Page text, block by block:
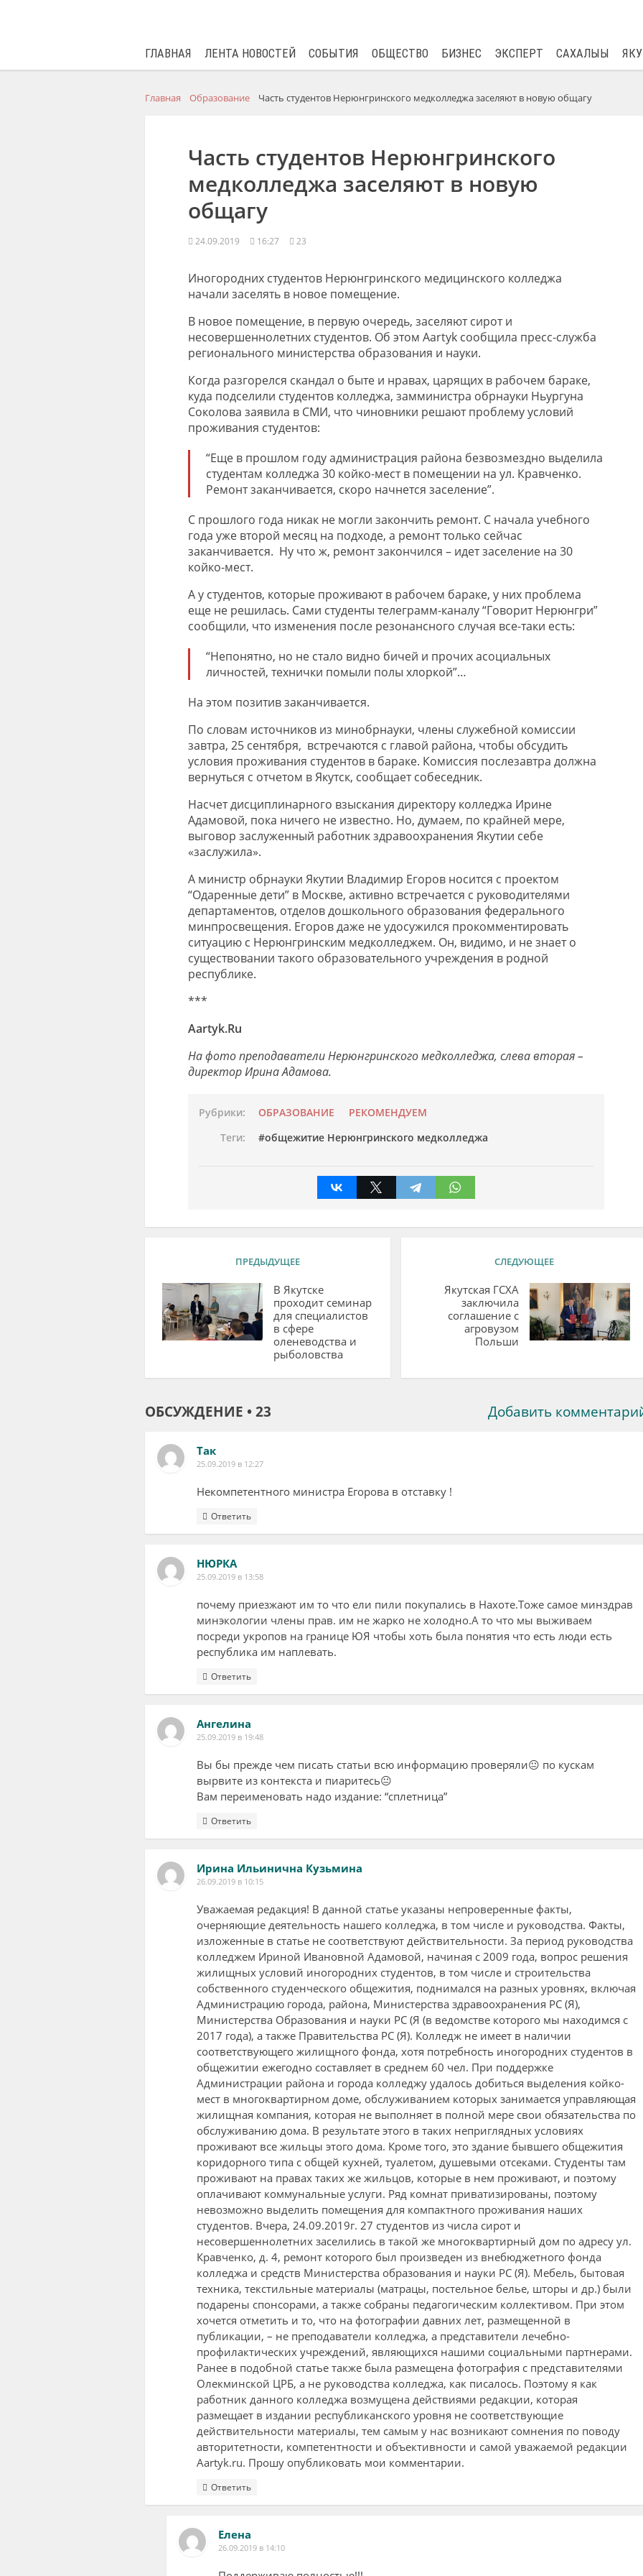
ГЛАВНАЯ ЛЕНТА НОВОСТЕЙ СОБЫТИЯ ОБЩЕСТВО БИЗНЕС ЭКСПЕРТ САХАЛЫЫ
Главная Образование Часть cтудентов Нерюнгринского медколледжа заселяют в новую общагу
Часть cтудентов Нерюнгринского
медколледжа заселяют в новую
общагу
24.09.2019 16:27 23
Иногородних студентов Нерюнгринского медицинского колледжа
начали заселять в новое помещение.
В новое помещение, в первую очередь, заселяют сирот и
несовершеннолетних студентов. Об этом Aartyk сообщила пресс-служба
регионального министерства образования и науки.
Когда разгорелся скандал о быте и нравах, царящих в рабочем бараке,
куда подселили студентов колледжа, замминистра обрнауки Ньургуна
Соколова заявила в СМИ, что чиновники решают проблему условий
проживания студентов:
“Еще в прошлом году администрация района безвозмездно выделила
студентам колледжа 30 койко-мест в помещении на ул. Кравченко.
Ремонт заканчивается, скоро начнется заселение”.
С прошлого года никак не могли закончить ремонт. С начала учебного
года уже второй месяц на подходе, а ремонт только сейчас
заканчивается. Ну что ж, ремонт закончился – идет заселение на 30
койко-мест.
А у студентов, которые проживают в рабочем бараке, у них проблема
еще не решилась. Сами студенты телеграмм-каналу “Говорит Нерюнгри”
сообщили, что изменения после резонансного случая все-таки есть:
“Непонятно, но не стало видно бичей и прочих асоциальных
личностей, технички помыли полы хлоркой”…
На этом позитив заканчивается.
По словам источников из минобрнауки, члены служебной комиссии
завтра, 25 сентября, встречаются с главой района, чтобы обсудить
условия проживания студентов в бараке. Комиссия послезавтра должна
вернуться с отчетом в Якутск, сообщает собеседник.
Насчет дисциплинарного взыскания директору колледжа Ирине
Адамовой, пока ничего не известно. Но, думаем, по крайней мере,
выговор заслуженный работник здравоохранения Якутии себе
«заслужила».
А министр обрнауки Якутии Владимир Егоров носится с проектом
“Одаренные дети” в Москве, активно встречается с руководителями
департаментов, отделов дошкольного образования федерального
минпросвещения. Егоров даже не удосужился прокомментировать
ситуацию с Нерюнгринским медколледжем. Он, видимо, и не знает о
существовании такого образовательного учреждения в родной
республике.
***
Aartyk.Ru
На фото преподаватели Нерюнгринского медколледжа, слева вторая –
директор Ирина Адамова.
Рубрики: ОБРАЗОВАНИЕ
РЕКОМЕНДУЕМ
Теги:
общежитие Нерюнгринского медколледжа
ПРЕДЫДУЩЕЕ
В Якутске
проходит семинар
для специалистов
в сфере
оленеводства и
рыболовства
СЛЕДУЮЩЕЕ
Якутская ГСХА
заключила
соглашение с
агровузом
Польши
ОБСУЖДЕНИЕ • 23 Добавить
Так
25.09.2019 в 12:27
Некомпетентного министра Егорова в отставку !
Ответить
НЮРКА
25.09.2019 в 13:58
почему приезжают им то что ели пили покупались в Нахоте.Тоже самое минздрав
минэкологии члены прав. им не жарко не холодно.А то что мы выживаем
посреди укропов на границе ЮЯ чтобы хоть была понятия что есть люди есть
республика им наплевать.
Ответить
Ангелина
25.09.2019 в 19:48
Вы бы прежде чем писать статьи всю информацию проверяли😐 по кускам
вырвите из контекста и пиаритесь😐
Вам переименовать надо издание: “сплетница”
Ответить
Ирина Ильинична Кузьмина
26.09.2019 в 10:15
Уважаемая редакция! В данной статье указаны непроверенные факты,
очерняющие деятельность нашего колледжа, в том числе и руководства. Факты,
изложенные в статье не соответствуют действительности. За период руководства
колледжем Ириной Ивановной Адамовой, начиная с 2009 года, вопрос решения
жилищных условий иногородних студентов, в том числе и строительства
собственного студенческого общежития, поднимался на разных уровнях, включая
Администрацию города, района, Министерства здравоохранения РС (Я),
Министерства Образования и науки РС (Я (в ведомстве которого мы находимся с
2017 года), а также Правительства РС (Я). Колледж не имеет в наличии
соответствующего жилищного фонда, хотя потребность иногородних студентов в
общежитии ежегодно составляет в среднем 60 чел. При поддержке
Администрации района и города колледжу удалось добиться выделения койко-
мест в многоквартирном доме, обслуживанием которых занимается управляющая
жилищная компания, которая не выполняет в полной мере свои обязательства по
обслуживанию дома. В результате этого в таких неприглядных условиях
проживают все жильцы этого дома. Кроме того, это здание бывшего общежития
коридорного типа с общей кухней, туалетом, душевыми отсеками. Студенты там
проживают на правах таких же жильцов, которые в нем проживают, и поэтому
оплачивают коммунальные услуги. Ряд комнат приватизированы, поэтому
невозможно выделить помещения для компактного проживания наших
студентов. Вчера, 24.09.2019г. 27 студентов из числа сирот и
несовершеннолетних заселились в такой же многоквартирный дом по адресу ул.
Кравченко, д. 4, ремонт которого был произведен из внебюджетного фонда
колледжа и средств Министерства образования и науки РС (Я). Мебель, бытовая
техника, текстильные материалы (матрацы, постельное белье, шторы и др.) были
подарены спонсорами, а также собраны педагогическим коллективом. При этом
хочется отметить и то, что на фотографии давних лет, размещенной в
публикации, – не преподаватели колледжа, а представители лечебно-
профилактических учреждений, являющихся нашими социальными партнерами.
Ранее в подобной статье также была размещена фотография с представителями
Олекминской ЦРБ, а не руководства колледжа, как писалось. Поэтому я как
работник данного колледжа возмущена действиями редакции, которая
размещает в издании республиканского уровня не соответствующие
действительности материалы, тем самым у нас возникают сомнения по поводу
авторитетности, компетентности и объективности и самой уважаемой редакции
Aartyk.ru. Прошу опубликовать мои комментарии.
Ответить
Елена
26.09.2019 в 14:10